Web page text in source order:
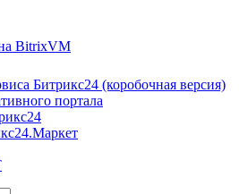
BitrixVM
Битрикс24 (коробочная версия)
портала